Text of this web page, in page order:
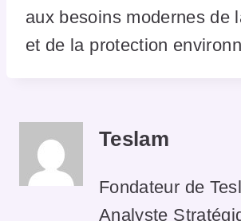
aux besoins modernes de
et de la protection
Teslam
Fondateur de
Analyste